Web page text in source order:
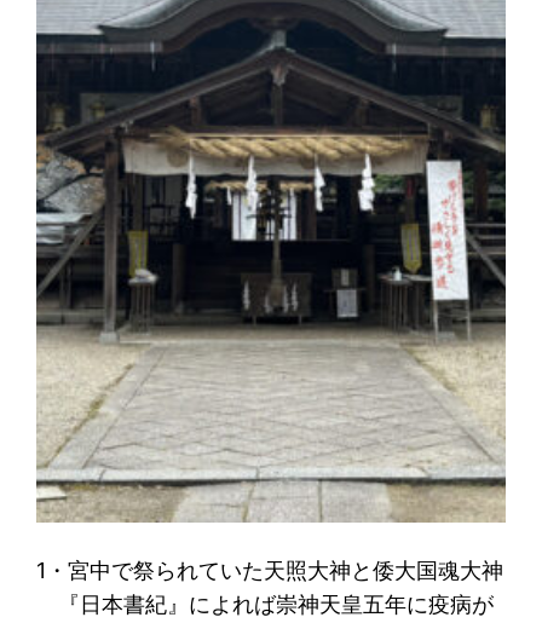
1・宮中で祭られていた天照大神と倭大国魂大神
『日本書紀』によれば崇神天皇五年に疫病が